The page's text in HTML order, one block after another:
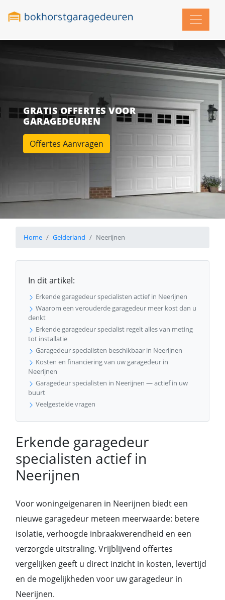
GRATIS OFFERTES VOOR
GARAGEDEUREN
Offertes Aanvragen
Home Gelderland Neerijnen
In dit artikel:
Erkende garagedeur specialisten actief in Neerijnen
Waarom een verouderde garagedeur meer kost dan u
denkt
Erkende garagedeur specialist regelt alles van meting
tot installatie
Garagedeur specialisten beschikbaar in Neerijnen
Kosten en financiering van uw garagedeur in
Neerijnen
Garagedeur specialisten in Neerijnen — actief in uw
buurt
Veelgestelde vragen
Erkende garagedeur
specialisten actief in
Neerijnen
Voor woningeigenaren in Neerijnen biedt een
nieuwe garagedeur meteen meerwaarde: betere
isolatie, verhoogde inbraakwerendheid en een
verzorgde uitstraling. Vrijblijvend offertes
vergelijken geeft u direct inzicht in kosten, levertijd
en de mogelijkheden voor uw garagedeur in
Neerijnen.